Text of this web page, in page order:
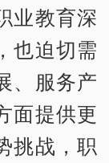
业教育深
也迫切需
、服务产
面提供更
挑战，职